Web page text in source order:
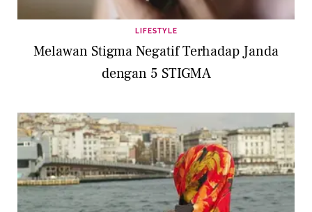
LIFESTYLE
Melawan Stigma Negatif Terhadap Janda
dengan 5 STIGMA